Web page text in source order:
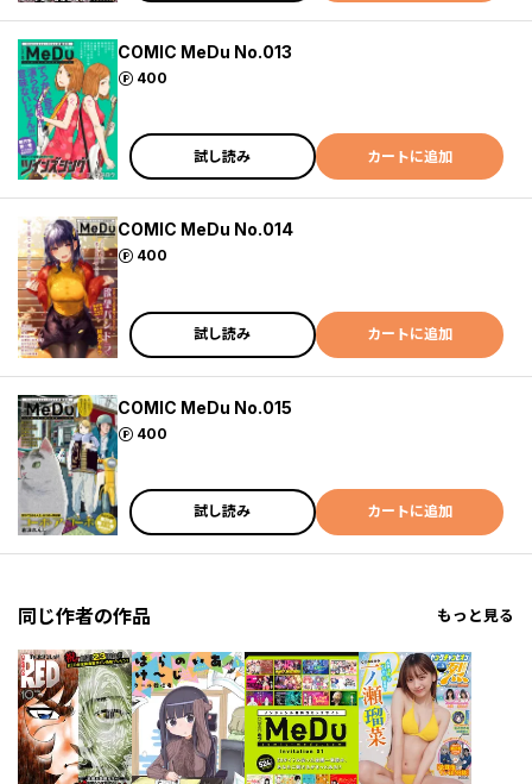
COMIC MeDu No.013
400
ポイント
試し読み カートに追加
COMIC MeDu No.014
400
ポイント
試し読み カートに追加
COMIC MeDu No.015
400
ポイント
試し読み カートに追加
同じ作者の作品 もっと見る